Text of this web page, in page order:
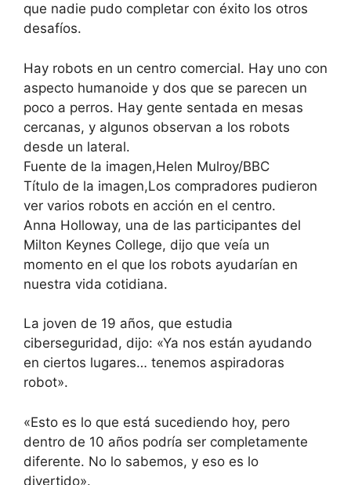
que nadie pudo completar con éxito los otros
desafíos.
Hay robots en un centro comercial. Hay uno con
aspecto humanoide y dos que se parecen un
poco a perros. Hay gente sentada en mesas
cercanas, y algunos observan a los robots
desde un lateral.
Fuente de la imagen,Helen Mulroy/BBC
Título de la imagen,Los compradores pudieron
ver varios robots en acción en el centro.
Anna Holloway, una de las participantes del
Milton Keynes College, dijo que veía un
momento en el que los robots ayudarían en
nuestra vida cotidiana.
La joven de 19 años, que estudia
ciberseguridad, dijo: «Ya nos están ayudando
en ciertos lugares… tenemos aspiradoras
robot».
«Esto es lo que está sucediendo hoy, pero
dentro de 10 años podría ser completamente
diferente. No lo sabemos, y eso es lo
divertido».